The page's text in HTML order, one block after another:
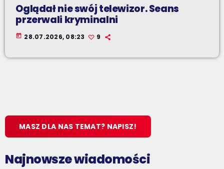
Oglądał nie swój telewizor. Seans
przerwali kryminalni
today 28.07.2026, 08:23 9
MASZ DLA NAS TEMAT? NAPISZ!
Najnowsze wiadomości